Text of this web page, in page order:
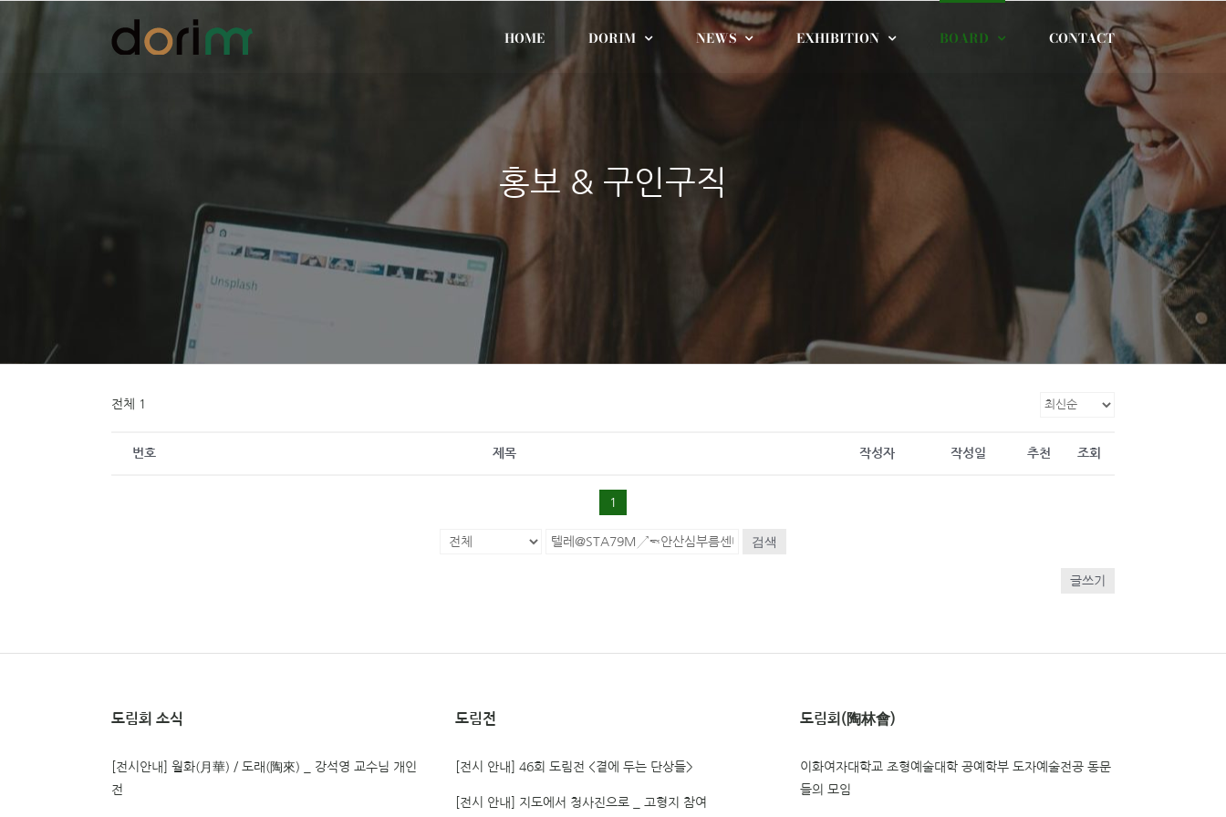
HOME DORIM NEWS EXHIBITION BOARD CONTACT
홍보 & 구인구직
전체 1
번호 제목 작성자 작성일 추천 조회
1
검색
글쓰기
도림회 소식
[전시안내] 월화(月華) / 도래(陶來) _ 강석영 교수님 개인
전
도림전
[전시 안내] 46회 도림전 <곁에 두는 단상들>
[전시 안내] 지도에서 청사진으로 _ 고형지 참여
도림회(陶林會)
이화여자대학교 조형예술대학 공예학부 도자예술전공 동문
들의 모임